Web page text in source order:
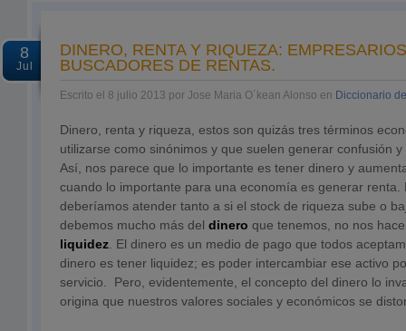
8
Jul
DINERO, RENTA Y RIQUEZA:
BUSCADORES DE RENTAS.
Escrito el 8 julio 2013 por Jose Maria O´kean Alonso en Diccionario
Dinero, renta y riqueza, estos son quizás tres términos
utilizarse como sinónimos y que suelen generar confusión
Así, nos parece que lo importante es tener dinero y
cuando lo importante para una economía es generar renta.
deberíamos atender tanto a si el stock de riqueza sube o
debemos mucho más del dinero que tenemos, no nos
liquidez . El dinero es un medio de pago que todos
dinero es tener liquidez; es poder intercambiar ese activo
servicio. Pero, evidentemente, el concepto del dinero lo
origina que nuestros valores sociales y económicos se